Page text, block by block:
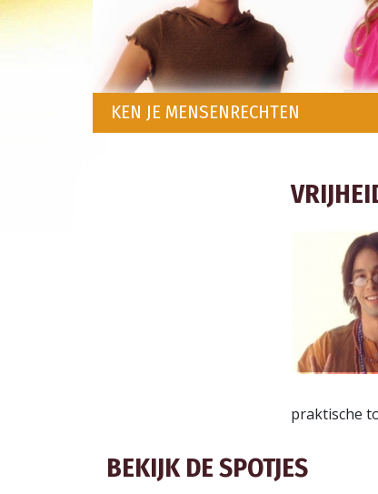
KEN JE MENSENRECHTEN
praktische
BEKIJK DE SPOTJES